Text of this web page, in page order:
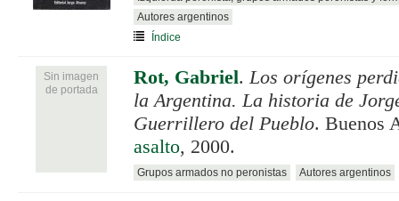
Autores argentinos
Índice
Sin imagen
de portada
Rot, Gabriel. Los orígenes
la Argentina. La historia de
Guerrillero del Pueblo. Buenos
asalto, 2000.
Grupos armados no peronistas Autores argentinos